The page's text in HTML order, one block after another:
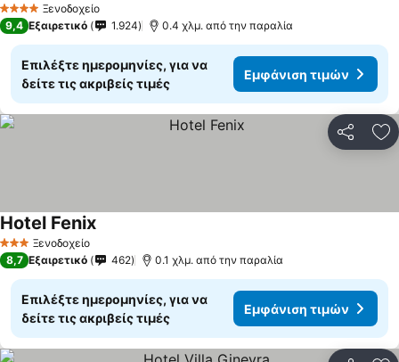
4 ΑστέριαΞενοδοχείο
9,4 Εξαιρετικό 1.924 0.4 χλμ. από την παραλία
Επιλέξτε ημερομηνίες, για να
δείτε τις ακριβείς τιμές
Εμφάνιση τιμών
3 ΑστέριαΞενοδοχείο
Hotel FenixΕμφάνιση τιμών
8,7 Εξαιρετικό 462 0.1 χλμ. από την παραλία
Επιλέξτε ημερομηνίες, για να
δείτε τις ακριβείς τιμές
Εμφάνιση τιμών